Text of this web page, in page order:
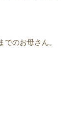
のお母さん。